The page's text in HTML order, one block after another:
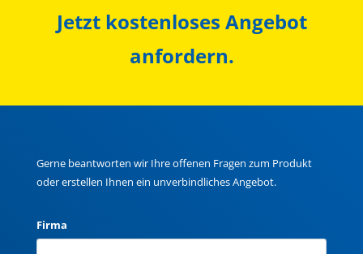
Jetzt kostenloses Angebot
anfordern.
Gerne beantworten wir Ihre offenen Fragen zum Produkt
oder erstellen Ihnen ein unverbindliches Angebot.
Firma